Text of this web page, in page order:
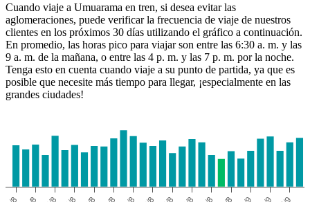
Umuarama
Cuando viaje a Umuarama en tren, si desea evitar las
aglomeraciones, puede verificar la frecuencia de viaje de nuestros
clientes en los próximos 30 días utilizando el gráfico a continuación.
En promedio, las horas pico para viajar son entre las 6:30 a. m. y las
9 a. m. de la mañana, o entre las 4 p. m. y las 7 p. m. por la noche.
Tenga esto en cuenta cuando viaje a su punto de partida, ya que es
posible que necesite más tiempo para llegar, ¡especialmente en las
grandes ciudades!